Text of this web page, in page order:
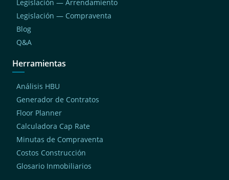
Legislación — Arrendamiento
Legislación — Compraventa
Blog
Q&A
Herramientas
Análisis HBU
Generador de Contratos
Floor Planner
Calculadora Cap Rate
Minutas de Compraventa
Costos Construcción
Glosario Inmobiliarios